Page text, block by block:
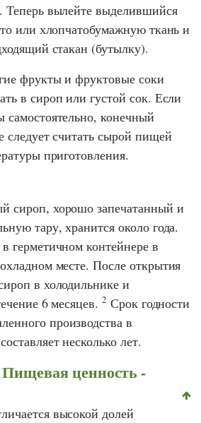
Теперь вылейте выделившийся
или хлопчатобумажную ткань и
стакан (бутылку).
фрукты и фруктовые соки
в сироп или густой сок. Если
самостоятельно, конечный
следует считать сырой пищей
приготовления.
сироп, хорошо запечатанный и
тару, хранится около года.
герметичном контейнере в
месте. После открытия
в холодильнике и
6 месяцев.2 Срок годности
производства в
несколько лет.
ценность -
высокой долей